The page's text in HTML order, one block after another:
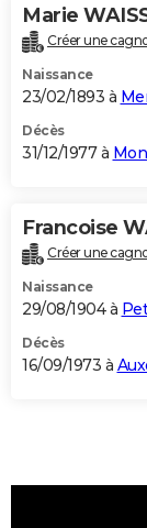
Marie
Créer une
Naissance
23/02/1893 à
Décès
31/12/1977 à
Francoise
Créer une
Naissance
29/08/1904 à
Décès
16/09/1973 à